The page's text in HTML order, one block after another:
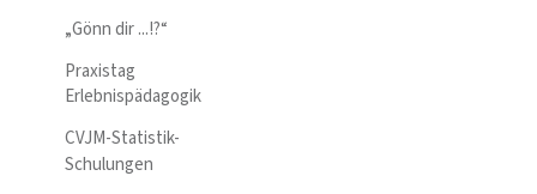
„Gönn dir ...!?“
Praxistag
Erlebnispädagogik
CVJM-Statistik-
Schulungen